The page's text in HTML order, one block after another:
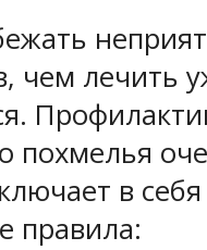
чем лечить
похмелья
в себя
правила: